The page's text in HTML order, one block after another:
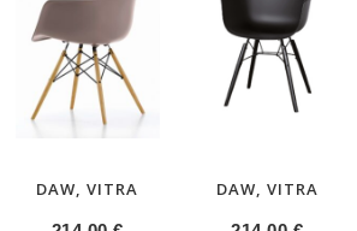
DAW, VITRA DAW, VITRA